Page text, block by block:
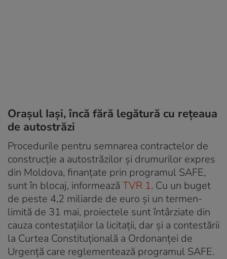
Orașul Iași, încă fără legătură cu rețeaua
de autostrăzi
Procedurile pentru semnarea contractelor de
construcție a autostrăzilor și drumurilor expres
din Moldova, finanțate prin programul SAFE,
sunt în blocaj, informează TVR 1. Cu un buget
de peste 4,2 miliarde de euro și un termen-
limită de 31 mai, proiectele sunt întârziate din
cauza contestațiilor la licitații, dar și a contestării
la Curtea Constituțională a Ordonanței de
Urgență care reglementează programul SAFE.